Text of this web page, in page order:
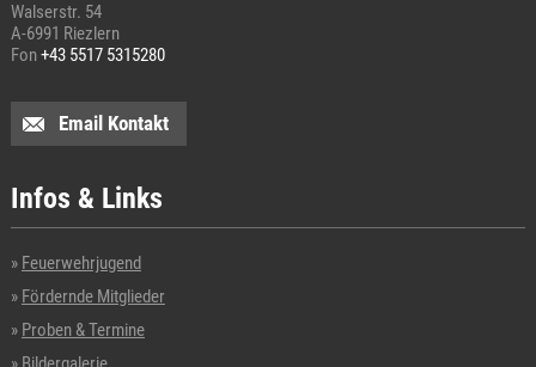
Walserstr. 54
A-6991 Riezlern
Fon+43 5517 5315280
Email Kontakt
Infos & Links
Feuerwehrjugend
Fördernde Mitglieder
Proben & Termine